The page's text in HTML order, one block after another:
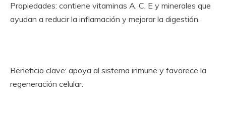
Propiedades: contiene vitaminas A, C, E y minerales que
ayudan a reducir la inflamación y mejorar la digestión.
Beneficio clave: apoya al sistema inmune y favorece la
regeneración celular.